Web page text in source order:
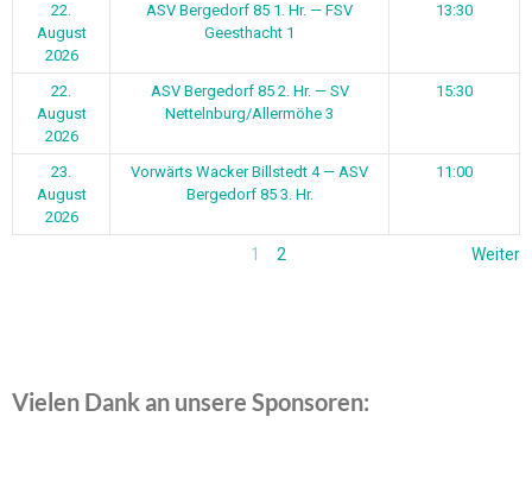
22.
August
2026
ASV Bergedorf 85 1. Hr. — FSV
Geesthacht 1
13:30
22.
August
2026
ASV Bergedorf 85 2. Hr. — SV
Nettelnburg/Allermöhe 3
15:30
23.
August
2026
Vorwärts Wacker Billstedt 4 — ASV
Bergedorf 85 3. Hr.
11:00
1 2 Weiter
Vielen Dank an unsere Sponsoren: